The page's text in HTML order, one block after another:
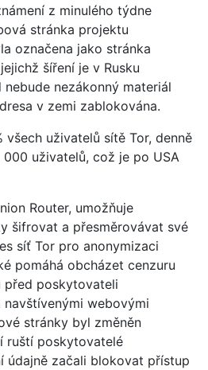
z minulého týdne
stránka projektu
označena jako stránka
jejichž šíření je v Rusku
nebude nezákonný materiál
v zemi zablokována.
všech uživatelů sítě Tor, denně
uživatelů, což je po USA
Router, umožňuje
šifrovat a přesměrovávat své
síť Tor pro anonymizaci
pomáhá obcházet cenzuru
před poskytovateli
webovými
stránky byl změněn
ruští poskytovatelé
údajně začali blokovat přístup